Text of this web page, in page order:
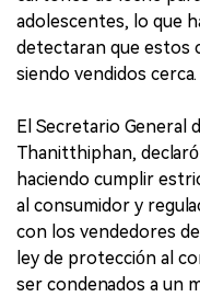
adolescentes, lo que
detectaran que estos
siendo vendidos cerca.
El Secretario General
Thanitthiphan,
haciendo cumplir
al consumidor y
con los vendedores
ley de protección al
ser condenados a un